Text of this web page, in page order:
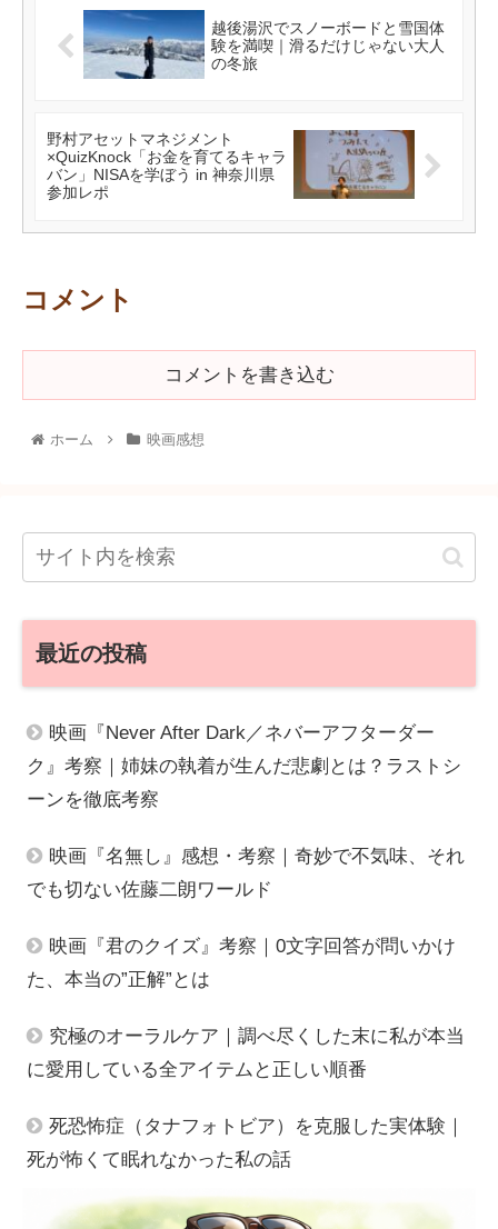
越後湯沢でスノーボードと雪国体
験を満喫｜滑るだけじゃない大人
の冬旅
野村アセットマネジメント
×QuizKnock「お金を育てるキャラ
バン」NISAを学ぼう in 神奈川県
参加レポ
コメント
コメントを書き込む
ホーム 映画感想
最近の投稿
映画『Never After Dark／ネバーアフターダー
ク』考察｜姉妹の執着が生んだ悲劇とは？ラストシ
ーンを徹底考察
映画『名無し』感想・考察｜奇妙で不気味、それ
でも切ない佐藤二朗ワールド
映画『君のクイズ』考察｜0文字回答が問いかけ
た、本当の”正解”とは
究極のオーラルケア｜調べ尽くした末に私が本当
に愛用している全アイテムと正しい順番
死恐怖症（タナフォトビア）を克服した実体験｜
死が怖くて眠れなかった私の話